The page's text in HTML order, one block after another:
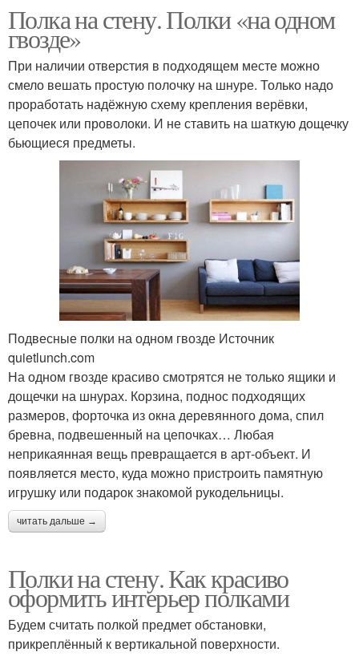
Полка на стену. Полки «на одном
гвозде»
При наличии отверстия в подходящем месте можно
смело вешать простую полочку на шнуре. Только надо
проработать надёжную схему крепления верёвки,
цепочек или проволоки. И не ставить на шаткую дощечку
бьющиеся предметы.
Подвесные полки на одном гвозде Источник
quietlunch.com
На одном гвозде красиво смотрятся не только ящики и
дощечки на шнурах. Корзина, поднос подходящих
размеров, форточка из окна деревянного дома, спил
бревна, подвешенный на цепочках… Любая
неприкаянная вещь превращается в арт-объект. И
появляется место, куда можно пристроить памятную
игрушку или подарок знакомой рукодельницы.
читать дальше →
Полки на стену. Как красиво
оформить интерьер полками
Будем считать полкой предмет обстановки,
прикреплённый к вертикальной поверхности.